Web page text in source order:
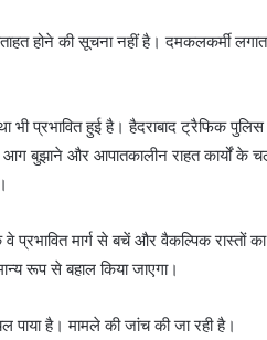
होने की सूचना नहीं है। दमकलकर्मी
भी प्रभावित हुई है। हैदराबाद ट्रैफिक
आग बुझाने और आपातकालीन राहत कार्यों
प्रभावित मार्ग से बचें और वैकल्पिक
रूप से बहाल किया जाएगा।
है। मामले की जांच की जा रही है।